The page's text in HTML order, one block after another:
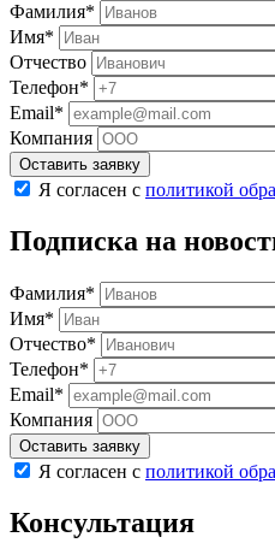
Фамилия*
Имя*
Отчество
Телефон*
Email*
Компания
Оставить заявку
Я согласен с политикой
Подписка на
Фамилия*
Имя*
Отчество*
Телефон*
Email*
Компания
Оставить заявку
Я согласен с политикой
Консультация